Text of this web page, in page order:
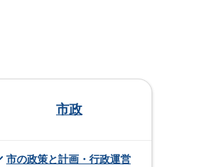
市政
市の政策と計画・行政運営